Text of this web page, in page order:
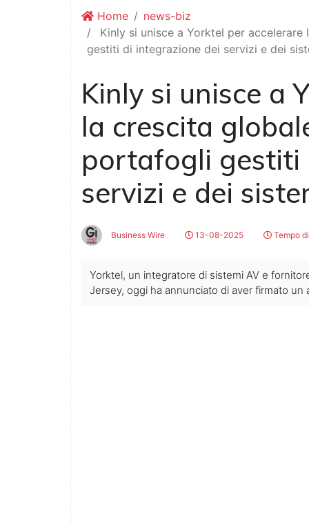
Home
news-biz
Kinly si unisce a Yorktel per
gestiti di integrazione dei servizi e dei
Kinly si unisce a
la crescita
portafogli gestiti
servizi e dei
Business Wire 13-08-2025 Tempo
Yorktel, un integratore di sistemi AV e
Jersey, oggi ha annunciato di aver firmato